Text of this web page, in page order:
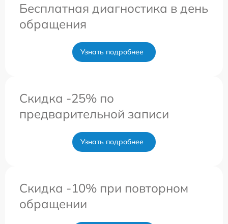
Бесплатная диагностика в день
обращения
Узнать подробнее
Скидка -25% по
предварительной записи
Узнать подробнее
Скидка -10% при повторном
обращении